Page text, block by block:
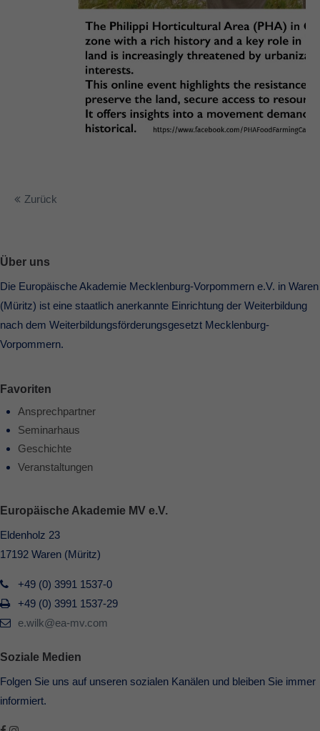
Zurück
Über uns
Die Europäische Akademie Mecklenburg-Vorpommern e.V. in Waren
(Müritz) ist eine staatlich anerkannte Einrichtung der Weiterbildung
nach dem Weiterbildungsförderungsgesetzt Mecklenburg-
Vorpommern.
Favoriten
Ansprechpartner
Seminarhaus
Geschichte
Veranstaltungen
Europäische Akademie MV e.V.
Eldenholz 23
17192 Waren (Müritz)
+49 (0) 3991 1537-0
+49 (0) 3991 1537-29
e.wilk@ea-mv.com
Soziale Medien
Folgen Sie uns auf unseren sozialen Kanälen und bleiben Sie immer
informiert.